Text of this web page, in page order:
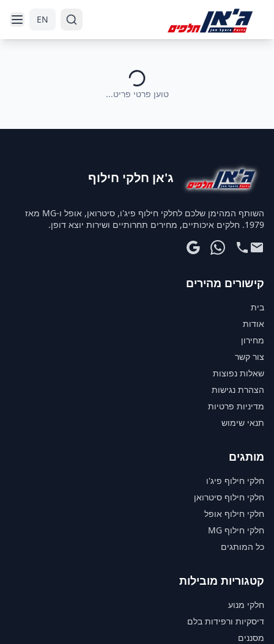
EN
טוען פרטי פריט...
ג'אן חלקי חילוף
השותף המהימן שלכם לחלקי חילוף פיג'ו, סיטרואן, אופל ו-MG מאז
1979. חלקים איכותיים, מחירים תחרותיים ושירות יוצא דופן.
קישורים מהירים
בית
אודות
מחירון
צור קשר
שאלות נפוצות
הצהרת נגישות
מדיניות פרטיות
תנאי שימוש
מותגים
חלקי חילוף פיג'ו
חלקי חילוף סיטרואן
חלקי חילוף אופל
חלקי חילוף MG
כל המותגים
קטגוריות מובילות
חלקי מנוע
דיסקיות ורפידות בלם
מסננים